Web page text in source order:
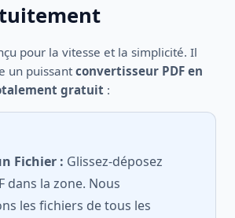
pour la vitesse et la simplicité. Il
un puissant convertisseur PDF en
gratuit :
Fichier : Glissez-déposez
dans la zone. Nous
les fichiers de tous les